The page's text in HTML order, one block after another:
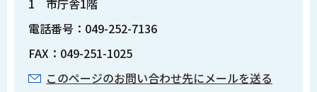
1 市庁舎1階
電話番号：049-252-7136
FAX：049-251-1025
このページのお問い合わせ先にメールを送る